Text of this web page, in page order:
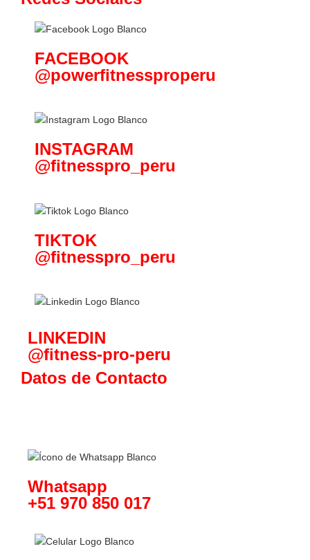
FACEBOOK
@powerfitnessproperu
INSTAGRAM
@fitnesspro_peru
TIKTOK
@fitnesspro_peru
LINKEDIN
@fitness-pro-peru
Datos de Contacto
Whatsapp
+51 970 850 017